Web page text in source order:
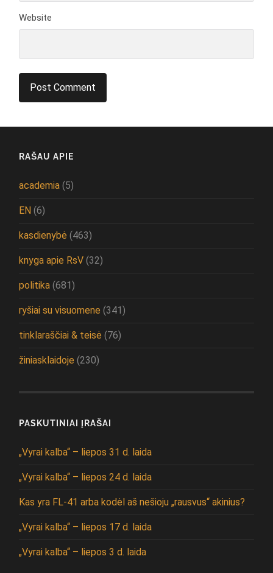
Website
RAŠAU APIE
academia (5)
EN (6)
kasdienybė (463)
knyga apie RsV (32)
politika (681)
ryšiai su visuomene (341)
tinklaraščiai & teisė (76)
žiniasklaidoje (230)
PASKUTINIAI ĮRAŠAI
„Vyrai kalba“ – liepos 31 d. laida
„Vyrai kalba“ – liepos 24 d. laida
Kas yra FL-41 arba kodėl aš nešioju „rausvus“ akinius?
„Vyrai kalba“ – liepos 17 d. laida
„Vyrai kalba“ – liepos 3 d. laida